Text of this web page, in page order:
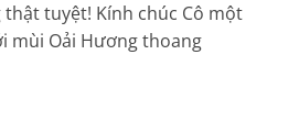
tuyệt! Kính chúc Cô một
mùi Oải Hương thoang